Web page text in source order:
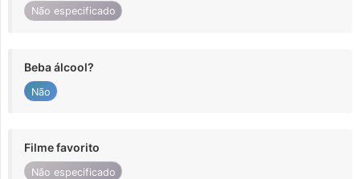
Não especificado
Beba álcool?
Não
Filme favorito
Não especificado